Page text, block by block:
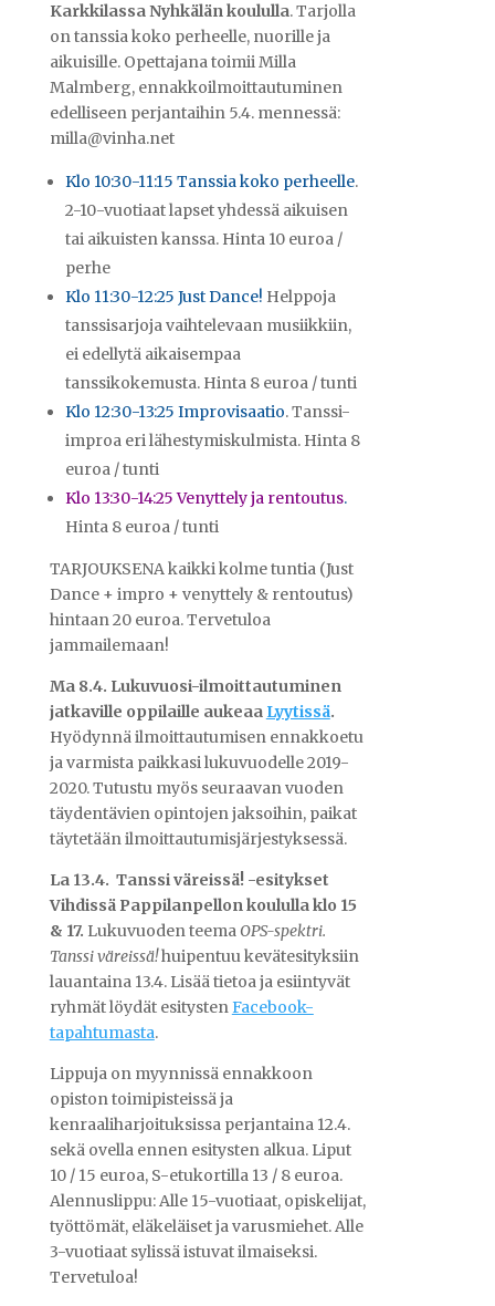
Karkkilassa Nyhkälän koululla. Tarjolla
on tanssia koko perheelle, nuorille ja
aikuisille. Opettajana toimii Milla
Malmberg, ennakkoilmoittautuminen
edelliseen perjantaihin 5.4. mennessä:
milla@vinha.net
Klo 10:30-11:15 Tanssia koko perheelle.
2-10-vuotiaat lapset yhdessä aikuisen
tai aikuisten kanssa. Hinta 10 euroa /
perhe
Klo 11:30-12:25 Just Dance! Helppoja
tanssisarjoja vaihtelevaan musiikkiin,
ei edellytä aikaisempaa
tanssikokemusta. Hinta 8 euroa / tunti
Klo 12:30-13:25 Improvisaatio. Tanssi-
improa eri lähestymiskulmista. Hinta 8
euroa / tunti
Klo 13:30-14:25 Venyttely ja rentoutus.
Hinta 8 euroa / tunti
TARJOUKSENA kaikki kolme tuntia (Just
Dance + impro + venyttely & rentoutus)
hintaan 20 euroa. Tervetuloa
jammailemaan!
Ma 8.4. Lukuvuosi-ilmoittautuminen
jatkaville oppilaille aukeaa Lyytissä.
Hyödynnä ilmoittautumisen ennakkoetu
ja varmista paikkasi lukuvuodelle 2019-
2020. Tutustu myös seuraavan vuoden
täydentävien opintojen jaksoihin, paikat
täytetään ilmoittautumisjärjestyksessä.
La 13.4. Tanssi väreissä! -esitykset
Vihdissä Pappilanpellon koululla klo 15
& 17. Lukuvuoden teema OPS-spektri.
Tanssi väreissä!huipentuu kevätesityksiin
lauantaina 13.4. Lisää tietoa ja esiintyvät
ryhmät löydät esitystenFacebook-
tapahtumasta.
Lippuja on myynnissä ennakkoon
opiston toimipisteissä ja
kenraaliharjoituksissa perjantaina 12.4.
sekä ovella ennen esitysten alkua. Liput
10 / 15 euroa, S-etukortilla 13 / 8 euroa.
Alennuslippu: Alle 15-vuotiaat, opiskelijat,
työttömät, eläkeläiset ja varusmiehet. Alle
3-vuotiaat sylissä istuvat ilmaiseksi.
Tervetuloa!